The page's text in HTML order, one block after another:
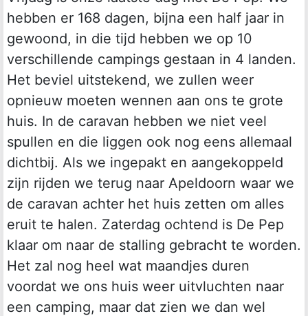
hebben er 168 dagen, bijna een half jaar in
gewoond, in die tijd hebben we op 10
verschillende campings gestaan in 4 landen.
Het beviel uitstekend, we zullen weer
opnieuw moeten wennen aan ons te grote
huis. In de caravan hebben we niet veel
spullen en die liggen ook nog eens allemaal
dichtbij. Als we ingepakt en aangekoppeld
zijn rijden we terug naar Apeldoorn waar we
de caravan achter het huis zetten om alles
eruit te halen. Zaterdag ochtend is De Pep
klaar om naar de stalling gebracht te worden.
Het zal nog heel wat maandjes duren
voordat we ons huis weer uitvluchten naar
een camping, maar dat zien we dan wel